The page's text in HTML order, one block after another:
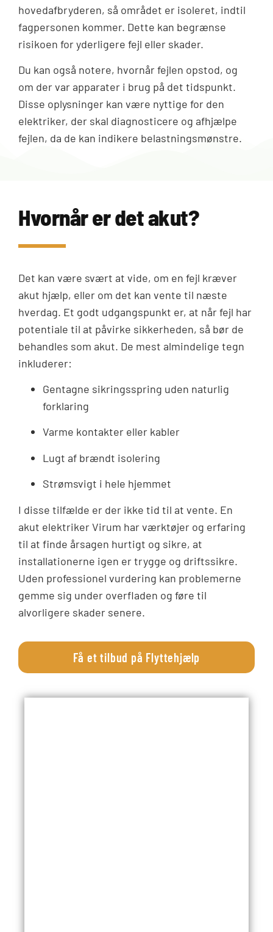
hovedafbryderen, så området er isoleret, indtil
fagpersonen kommer. Dette kan begrænse
risikoen for yderligere fejl eller skader.
Du kan også notere, hvornår fejlen opstod, og
om der var apparater i brug på det tidspunkt.
Disse oplysninger kan være nyttige for den
elektriker, der skal diagnosticere og afhjælpe
fejlen, da de kan indikere belastningsmønstre.
Hvornår er det akut?
Det kan være svært at vide, om en fejl kræver
akut hjælp, eller om det kan vente til næste
hverdag. Et godt udgangspunkt er, at når fejl har
potentiale til at påvirke sikkerheden, så bør de
behandles som akut. De mest almindelige tegn
inkluderer:
Gentagne sikringsspring uden naturlig
forklaring
Varme kontakter eller kabler
Lugt af brændt isolering
Strømsvigt i hele hjemmet
I disse tilfælde er der ikke tid til at vente. En
akut elektriker Virum har værktøjer og erfaring
til at finde årsagen hurtigt og sikre, at
installationerne igen er trygge og driftssikre.
Uden professionel vurdering kan problemerne
gemme sig under overfladen og føre til
alvorligere skader senere.
Få et tilbud på Flyttehjælp